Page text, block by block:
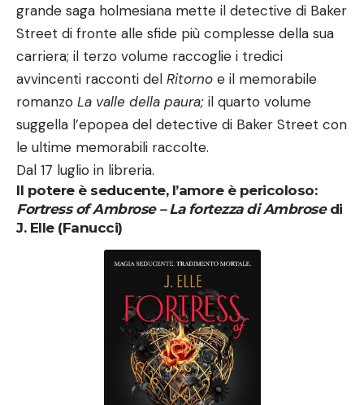
grande saga holmesiana mette il detective di Baker
Street di fronte alle sfide più complesse della sua
carriera; il terzo volume raccoglie i tredici
avvincenti racconti del Ritorno e il memorabile
romanzo La valle della paura; il quarto volume
suggella l’epopea del detective di Baker Street con
le ultime memorabili raccolte.
Dal 17 luglio in libreria.
Il potere è seducente, l’amore è pericoloso:
Fortress of Ambrose – La fortezza di Ambrosedi
J. Elle (Fanucci)